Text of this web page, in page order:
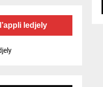
ledjely